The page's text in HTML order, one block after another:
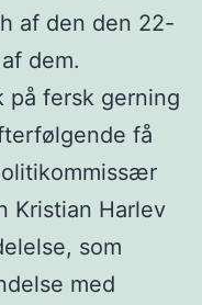
af den den 22-
dem.
på fersk gerning
få
Kristian Harlev
som
med